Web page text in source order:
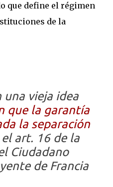
que define el régimen
de la
una vieja idea
que la garantía
la separación
art. 16 de la
Ciudadano
de Francia